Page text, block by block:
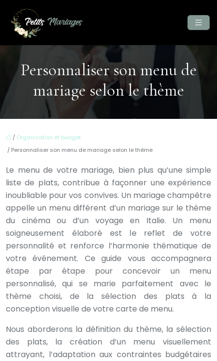
Personnaliser son menu de
mariage selon le thème
/ Organisation et budget
/ Personnaliser son menu de mariage selon le thème
Le menu de votre mariage, bien plus qu’une simple
liste de plats, contribue à façonner une expérience
inoubliable pour vos convives. Un mariage champêtre
appelle un menu différent d’un mariage sur le thème
du cinéma ou d’un voyage en Italie. Un menu
soigneusement élaboré est le reflet de votre
personnalité et renforce l’harmonie thématique de
votre événement. Ce guide vous accompagnera
étape par étape pour concevoir un menu
personnalisé, qui se marie parfaitement avec le
thème choisi, de la sélection des plats à la
conception visuelle de votre carte de menu.
Nous aborderons la définition du thème, la sélection
des plats, la création d’un menu visuellement
attrayant, l’adaptation aux contraintes budgétaires